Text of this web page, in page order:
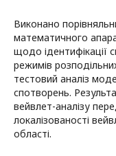
Виконано
математичного
щодо ідентифікації
режимів
тестовий аналіз
спотворень.
вейвлет-аналізу
локалізованості
області.